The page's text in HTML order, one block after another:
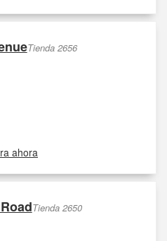
Tienda 2656
ahora
Tienda 2650